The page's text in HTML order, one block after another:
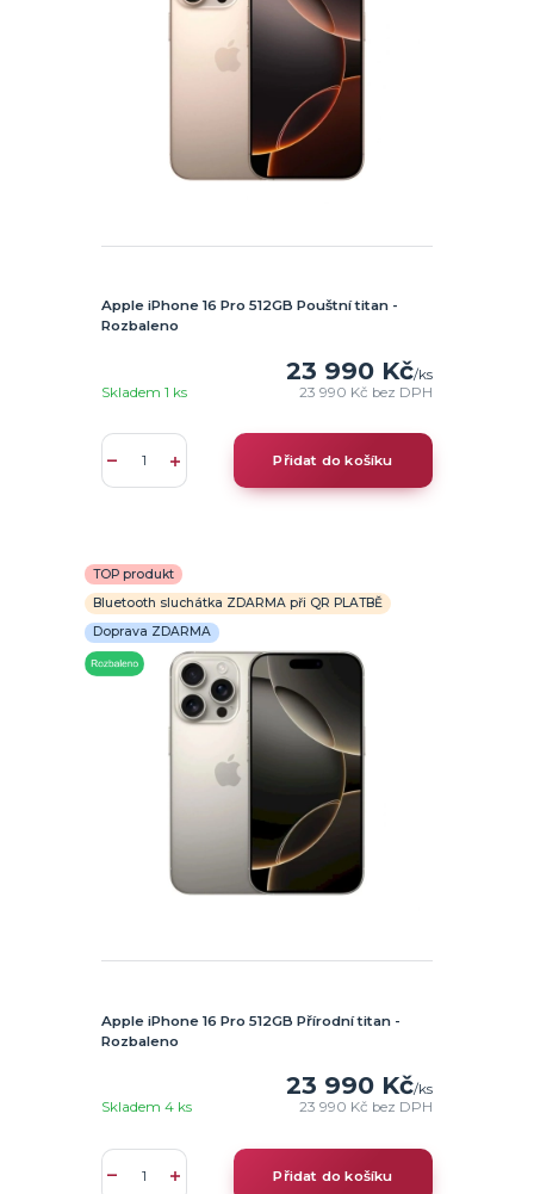
Apple iPhone 16 Pro 512GB Pouštní titan -
Rozbaleno
23 990 Kč/ks
23 990 Kč bez DPH
Skladem 1 ks
Přidat do košíku
TOP produkt
Bluetooth sluchátka ZDARMA při QR PLATBĚ
Doprava ZDARMA
Apple iPhone 16 Pro 512GB Přírodní titan -
Rozbaleno
23 990 Kč/ks
23 990 Kč bez DPH
Skladem 4 ks
Přidat do košíku